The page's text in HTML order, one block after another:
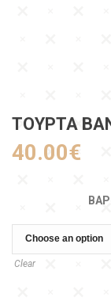
ΤΟΎΡΤΑ
40.00€
Clear